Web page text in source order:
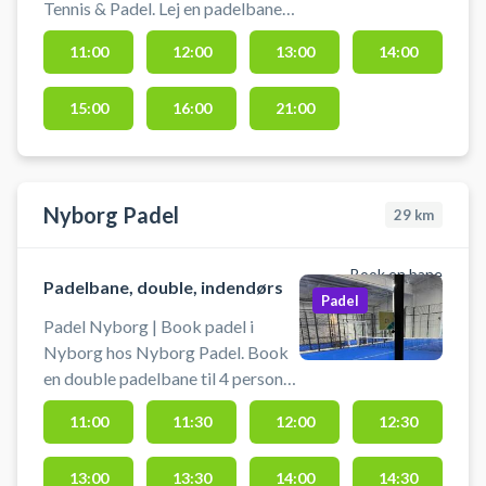
Tennis & Padel. Lej en padelbane
og spil padel i Brobyværk på en af
de udendørs padelbaner hos
tennis- og padelklubben i byen.
11:00 12:00 13:00 14:00
15:00 16:00 21:00
Nyborg Padel 29 km
Book en bane
Padelbane, double, indendørs
Padel Nyborg | Book padel i
Nyborg hos Nyborg Padel. Book
en double padelbane til 4 personer
og spil padel i Nyborg i et stort
indendørs padelcenter hos
Nyborg Padel beliggende på
Padel
11:00 11:30 12:00 12:30
13:00 13:30 14:00 14:30